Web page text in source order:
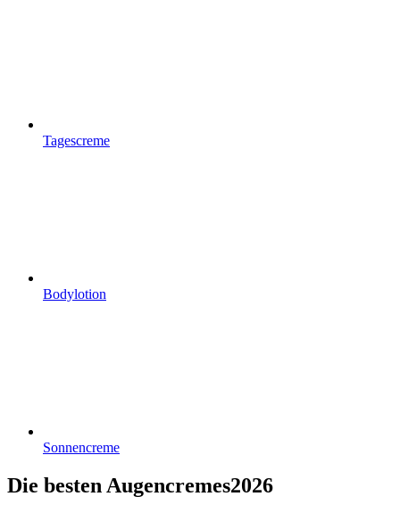
Tagescreme
Bodylotion
Sonnencreme
Die besten Augencremes2026